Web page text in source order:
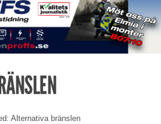
Alternativa bränslen